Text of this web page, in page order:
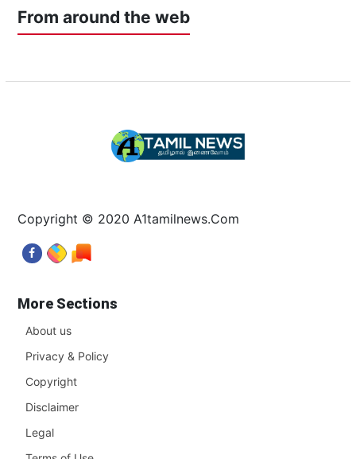
From around the web
Copyright © 2020 A1tamilnews.Com
More Sections
About us
Privacy & Policy
Copyright
Disclaimer
Legal